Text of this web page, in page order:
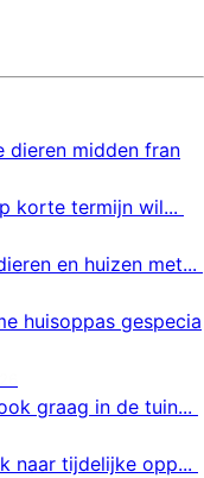
dieren midden fran
korte termijn wil...
en huizen met...
huisoppas gespecia
graag in de tuin...
naar tijdelijke opp...